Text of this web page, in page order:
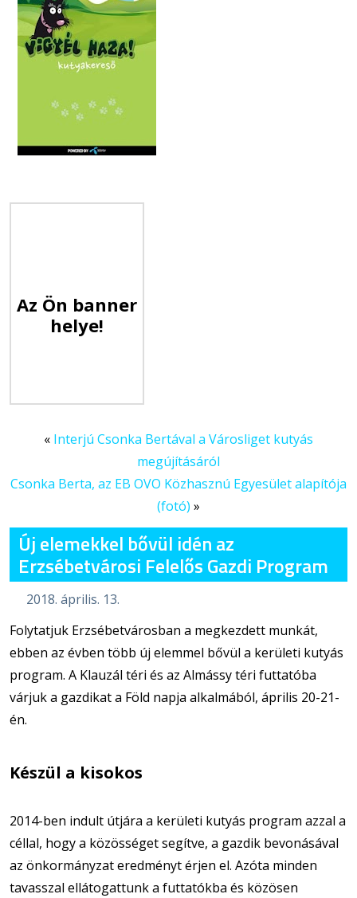
Az Ön banner
helye!
« Interjú Csonka Bertával a Városliget kutyás
megújításáról
Csonka Berta, az EB OVO Közhasznú Egyesület alapítója
(fotó) »
Új elemekkel bővül idén az
Erzsébetvárosi Felelős Gazdi Program
2018. április. 13.
Folytatjuk Erzsébetvárosban a megkezdett munkát,
ebben az évben több új elemmel bővül a kerületi kutyás
program. A Klauzál téri és az Almássy téri futtatóba
várjuk a gazdikat a Föld napja alkalmából, április 20-21-
én.
Készül a kisokos
2014-ben indult útjára a kerületi kutyás program azzal a
céllal, hogy a közösséget segítve, a gazdik bevonásával
az önkormányzat eredményt érjen el. Azóta minden
tavasszal ellátogattunk a futtatókba és közösen